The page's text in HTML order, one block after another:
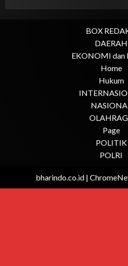
BOX
DAERAH
EKONOMI dan
Home
Hukum
Page
POLITIK
POLRI
bharindo.co.id |